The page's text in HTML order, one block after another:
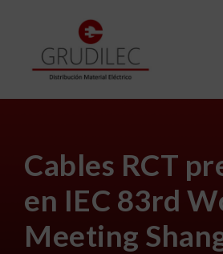
Cables RCT
en IEC 83rd
Meeting